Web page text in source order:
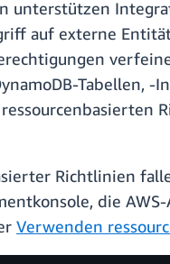
unterstützen
auf externe
Tabellen, -
Richtlinien
die
Verwenden